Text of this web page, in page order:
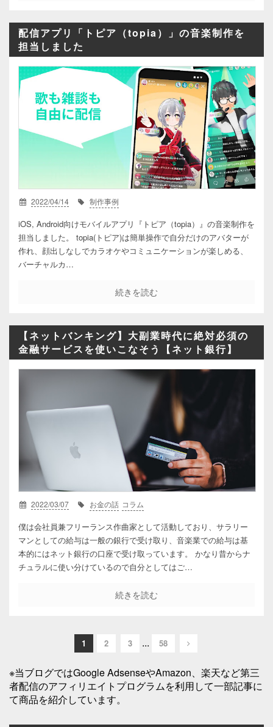
配信アプリ「トピア（topia）」の音楽制作を
担当しました
2022/04/14 制作事例
iOS, Android向けモバイルアプリ『トピア（topia）』の音楽制作を
担当しました。 topia(トピア)は簡単操作で自分だけのアバターが
作れ、顔出しなしでカラオケやコミュニケーションが楽しめる、
バーチャルカ…
続きを読む
【ネットバンキング】大副業時代に絶対必須の
金融サービスを使いこなそう【ネット銀行】
2022/03/07 お金の話 コラム
僕は会社員兼フリーランス作曲家として活動しており、サラリー
マンとしての給与は一般の銀行で受け取り、音楽業での給与は基
本的にはネット銀行の口座で受け取っています。 かなり昔からナ
チュラルに使い分けているので自分としてはご…
続きを読む
1 2 3 ... 58
※当ブログではGoogle AdsenseやAmazon、楽天など第三
者配信のアフィリエイトプログラムを利用して一部記事に
て商品を紹介しています。